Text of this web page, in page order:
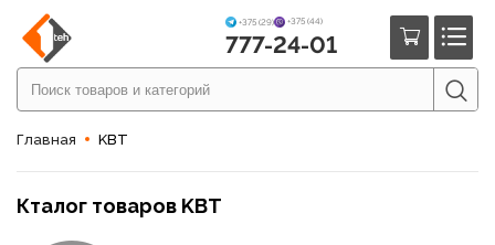
+375 (29) +375 (44)
777-24-01
Главная KBT
Кталог товаров KBT